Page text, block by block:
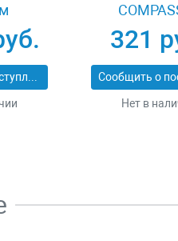
8 мм
Сообщить о поступлении
321
Нет в